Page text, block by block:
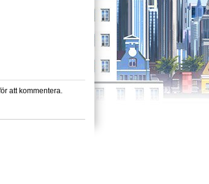
att kommentera.